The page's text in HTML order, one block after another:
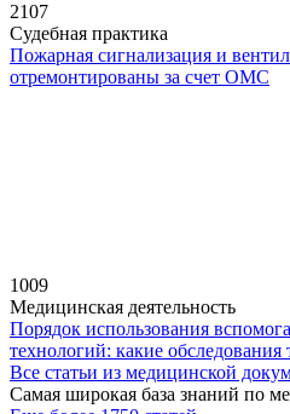
2107
Судебная практика
Пожарная сигнализация и
отремонтированы за счет ОМС
1009
Медицинская деятельность
Порядок использования
технологий: какие
Все статьи из медицинской
Самая широкая база знаний по